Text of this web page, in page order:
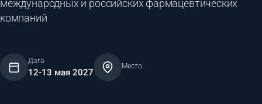
международных и российских фармацевтических
компаний
Дата
12-13 мая 2027
Место